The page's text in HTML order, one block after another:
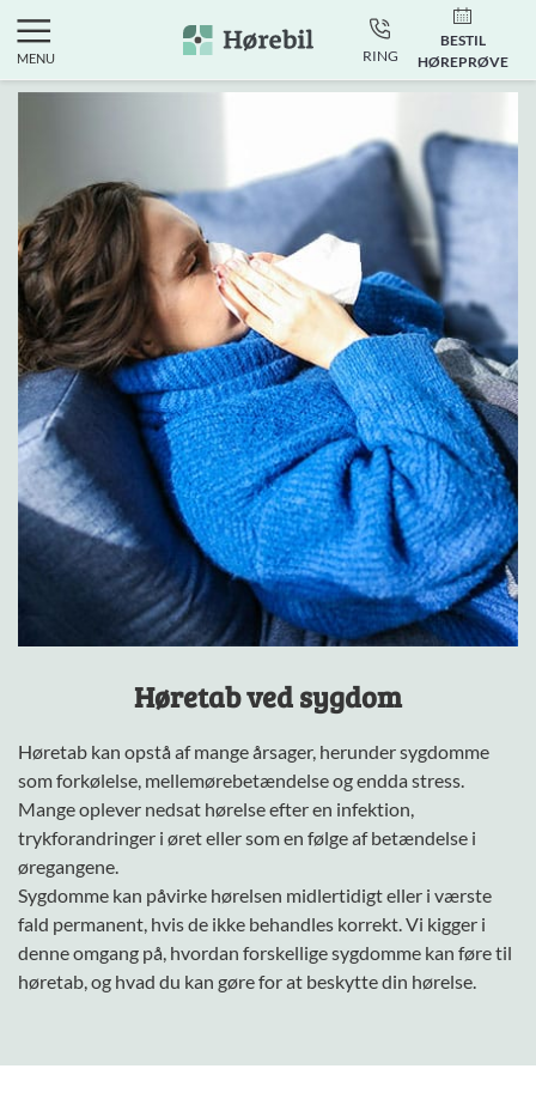
MENU RING
BESTIL
HØREPRØVE
Høretab ved sygdom
Høretab kan opstå af mange årsager, herunder sygdomme
som forkølelse, mellemørebetændelse og endda stress.
Mange oplever nedsat hørelse efter en infektion,
trykforandringer i øret eller som en følge af betændelse i
øregangene.
Sygdomme kan påvirke hørelsen midlertidigt eller i værste
fald permanent, hvis de ikke behandles korrekt. Vi kigger i
denne omgang på, hvordan forskellige sygdomme kan føre til
høretab, og hvad du kan gøre for at beskytte din hørelse.